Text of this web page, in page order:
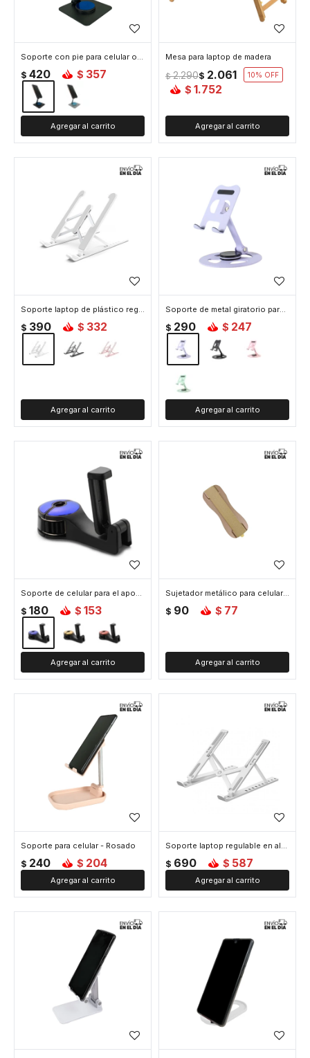
Soporte con pie para celular o tablet - Negro
$ 420 $ 357
Mesa para laptop de madera
$ 2.061
$ 2.290 10
$ 1.752
Soporte laptop de plástico regulable - Blanco
$ 390 $ 332
Soporte de metal giratorio para celular o tablet - Lila
$ 290 $ 247
Soporte de celular para el apoya cabeza del auto - Azul
$ 180 $ 153
Sujetador metálico para celular - Dorado
$ 90 $ 77
Soporte para celular - Rosado
$ 240 $ 204
Soporte laptop regulable en altura de aluminio - Plateado
$ 690 $ 587